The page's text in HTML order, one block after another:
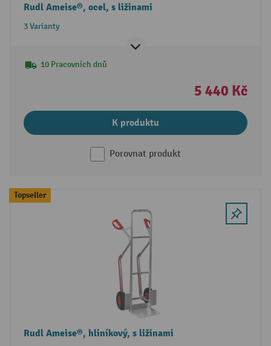
Rudl Ameise®, ocel, s ližinami
3 Varianty
10 Pracovních dnů
5 440 Kč
K produktu
Porovnat produkt
Topseller
Rudl Ameise®, hliníkový, s ližinami